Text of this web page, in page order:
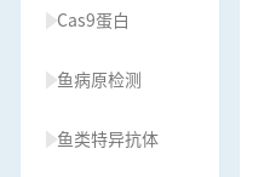
Cas9蛋白
鱼病原检测
鱼类特异抗体